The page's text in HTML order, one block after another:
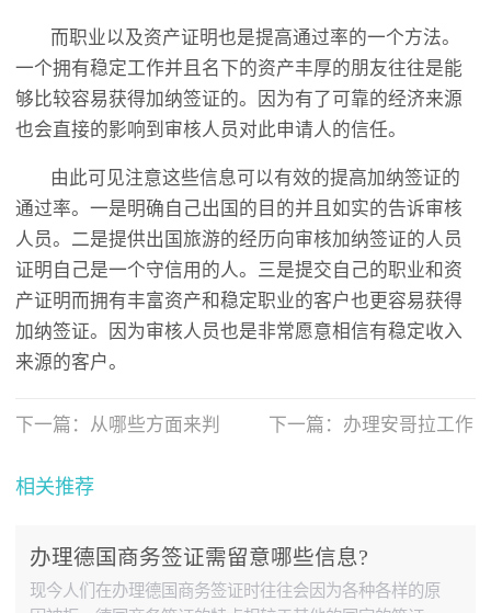
而职业以及资产证明也是提高通过率的一个方法。
一个拥有稳定工作并且名下的资产丰厚的朋友往往是能
够比较容易获得加纳签证的。因为有了可靠的经济来源
也会直接的影响到审核人员对此申请人的信任。
由此可见注意这些信息可以有效的提高加纳签证的
通过率。一是明确自己出国的目的并且如实的告诉审核
人员。二是提供出国旅游的经历向审核加纳签证的人员
证明自己是一个守信用的人。三是提交自己的职业和资
产证明而拥有丰富资产和稳定职业的客户也更容易获得
加纳签证。因为审核人员也是非常愿意相信有稳定收入
来源的客户。
下一篇： 从哪些方面来判
性？
下一篇： 办理安哥拉工作
相关推荐
办理德国商务签证需留意哪些信息?
现今人们在办理德国商务签证时往往会因为各种各样的原